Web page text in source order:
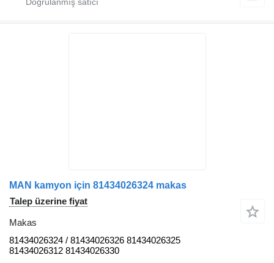
MAN kamyon için 81434026324 makas
Talep üzerine fiyat
Makas
81434026324 / 81434026326 81434026325
81434026312 81434026330